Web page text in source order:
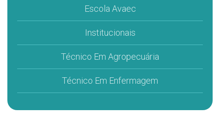
Escola Avaec
Institucionais
Técnico Em Agropecuária
Técnico Em Enfermagem